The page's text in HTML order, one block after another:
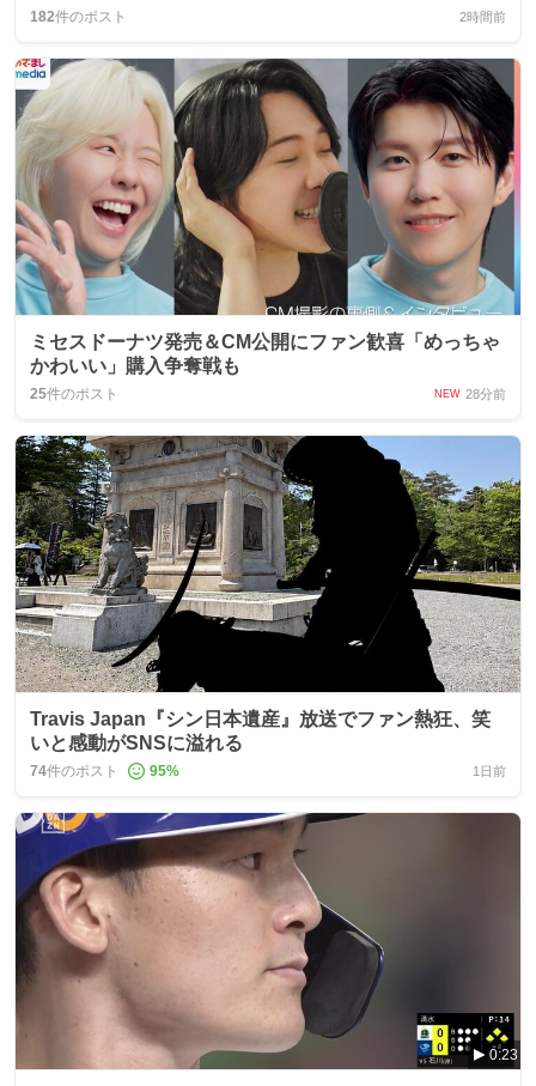
ョン
182件のポスト 2時間前
ミセスドーナツ発売＆CM公開にファン歓喜「めっちゃ
かわいい」購入争奪戦も
25件のポスト NEW 28分前
Travis Japan『シン日本遺産』放送でファン熱狂、笑
いと感動がSNSに溢れる
74件のポスト 95% 1日前
0:23